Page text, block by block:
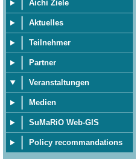
Aichi Ziele
Aktuelles
Teilnehmer
Partner
Veranstaltungen
Medien
SuMaRiO Web-GIS
Policy recommandations